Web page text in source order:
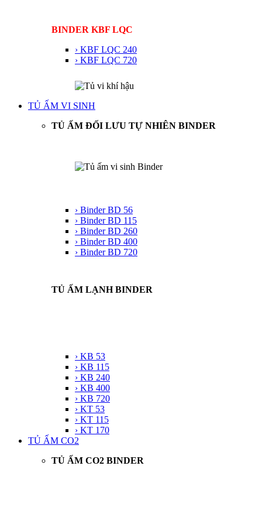
BINDER KBF LQC
› KBF LQC 240
› KBF LQC 720
TỦ ẤM VI SINH
TỦ ẤM ĐỐI LƯU TỰ NHIÊN BINDER
› Binder BD 56
› Binder BD 115
› Binder BD 260
› Binder BD 400
› Binder BD 720
TỦ ẤM LẠNH BINDER
› KB 53
› KB 115
› KB 240
› KB 400
› KB 720
› KT 53
› KT 115
› KT 170
TỦ ẤM CO2
TỦ ẤM CO2 BINDER